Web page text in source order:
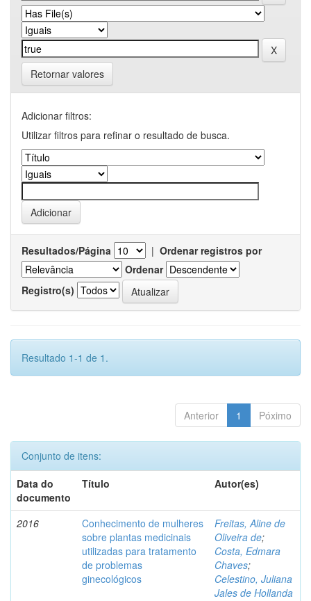
Retornar valores
Adicionar filtros:
Utilizar filtros para refinar o resultado de busca.
Resultados/Página | Ordenar registros por
Ordenar
Registro(s)
Resultado 1-1 de 1.
Anterior 1 Póximo
Conjunto de itens:
Data do
documento
Título Autor(es)
2016
Conhecimento de mulheres
sobre plantas medicinais
utilizadas para tratamento
de problemas
ginecológicos
Freitas, Aline de
Oliveira de;
Costa, Edmara
Chaves;
Celestino, Juliana
Jales de Hollanda